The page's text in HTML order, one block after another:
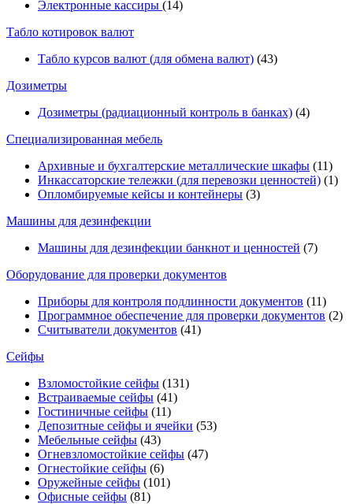
Электронные кассиры (14)
Табло котировок валют
Табло курсов валют (для обмена валют) (43)
Дозиметры
Дозиметры (радиационный контроль в банках) (4)
Специализированная мебель
Архивные и бухгалтерские металлические шкафы (11)
Инкассаторские тележки (для перевозки ценностей) (1)
Опломбируемые кейсы и контейнеры (3)
Машины для дезинфекции
Машины для дезинфекции банкнот и ценностей (7)
Оборудование для проверки документов
Приборы для контроля подлинности документов (11)
Программное обеспечение для проверки документов (2)
Считыватели документов (41)
Сейфы
Взломостойкие сейфы (131)
Встраиваемые сейфы (41)
Гостиничные сейфы (11)
Депозитные сейфы и ячейки (53)
Мебельные сейфы (43)
Огневзломостойкие сейфы (47)
Огнестойкие сейфы (6)
Оружейные сейфы (101)
Офисные сейфы (81)